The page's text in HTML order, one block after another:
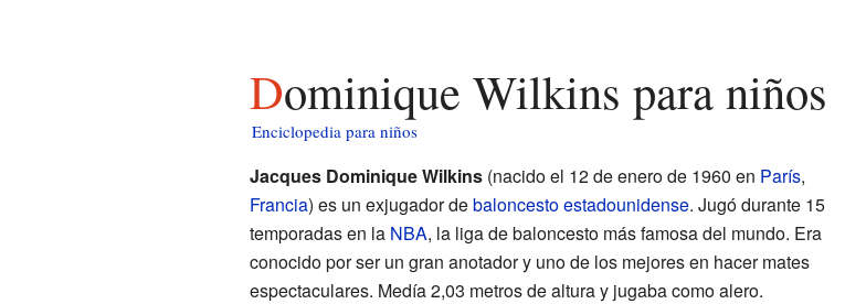
Dominique Wilkins para niños
Enciclopedia para niños
Jacques Dominique Wilkins(nacido el 12 de enero de 1960 en París,
Francia) es un exjugador debaloncestoestadounidense. Jugó durante 15
temporadas en la NBA, la liga de baloncesto más famosa del mundo. Era
conocido por ser un gran anotador y uno de los mejores en hacer mates
espectaculares. Medía 2,03 metros de altura y jugaba como alero.